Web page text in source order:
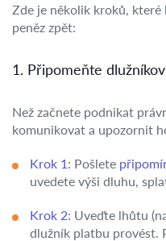
Zde je několik kroků,
peněz zpět:
1. Připomeňte
Než začnete podnikat
komunikovat a upozornit
Krok 1 : Pošlete
uvedete výši dluhu,
Krok 2: Uveďte lhůtu
dlužník platbu provést.